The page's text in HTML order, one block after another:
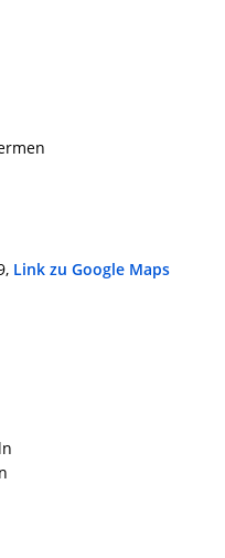
Link zu Google Maps